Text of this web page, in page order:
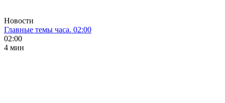
Новости
Главные темы часа. 02:00
02:00
4 мин